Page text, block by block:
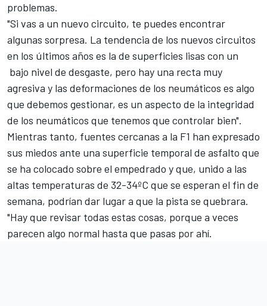
problemas.
"Si vas a un nuevo circuito, te puedes encontrar
algunas sorpresa. La tendencia de los nuevos circuitos
en los últimos años es la de superficies lisas con un
bajo nivel de desgaste, pero hay una recta muy
agresiva y las deformaciones de los neumáticos es algo
que debemos gestionar, es un aspecto de la integridad
de los neumáticos que tenemos que controlar bien".
Mientras tanto, fuentes cercanas a la F1 han expresado
sus miedos ante una superficie temporal de asfalto que
se ha colocado sobre el empedrado y que, unido a las
altas temperaturas de 32-34ºC que se esperan el fin de
semana, podrían dar lugar a que la pista se quebrara.
"Hay que revisar todas estas cosas, porque a veces
parecen algo normal hasta que pasas por ahí.